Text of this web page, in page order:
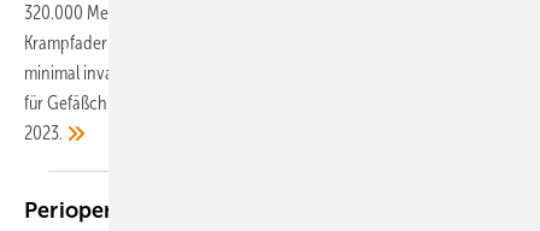
320.000 Menschen einer Varizen-Therapie, bei welcher die
Krampfadern entweder in einer offenen Operation entfernt oder
minimal invasiv verödet werden, erklärte die Deutsche Gesellschaft
für Gefäßchirurgie und Gefäßmedizin e.V. (DGG) am 18. Dezember
2023.
Perioperativer Umgang mit chronisch